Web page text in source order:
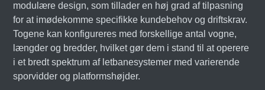
modulære design, som tillader en høj grad af tilpasning
for at imødekomme specifikke kundebehov og driftskrav.
Togene kan konfigureres med forskellige antal vogne,
længder og bredder, hvilket gør dem i stand til at operere
i et bredt spektrum af letbanesystemer med varierende
sporvidder og platformshøjder.